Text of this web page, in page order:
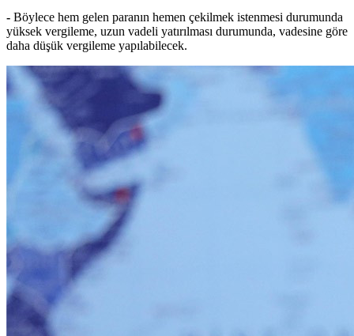
- Böylece hem gelen paranın hemen çekilmek istenmesi durumunda
yüksek vergileme, uzun vadeli yatırılması durumunda, vadesine göre
daha düşük vergileme yapılabilecek.